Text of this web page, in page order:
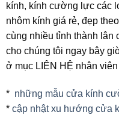
kính, kính cường lực các
nhôm kính giá rẻ, đẹp
cùng nhiều tỉnh thành lân
cho chúng tôi ngay bây
ở mục LIÊN HỆ nhân
* những mẫu cửa kính
*cập nhật xu hướng cửa